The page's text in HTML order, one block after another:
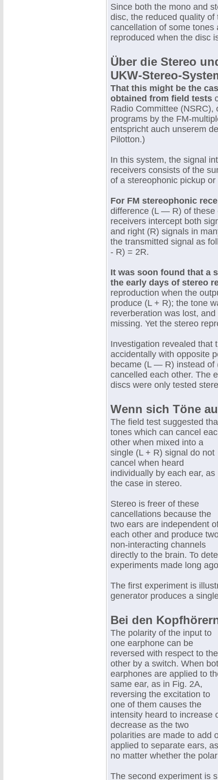
Since both the mono and
disc, the reduced quality
cancellation of some
reproduced when the disc
Über die Stereo
UKW-Stereo-
That this might be the
obtained from field tests
Radio Committee (NSRC),
programs by the FM-
entspricht auch unserem
Pilotton.)
In this system, the signal
receivers consists of the
of a stereophonic pickup
For FM stereophonic
difference (L — R) of these
receivers intercept both
and right (R) signals in
the transmitted signal as
- R) = 2R.
It was soon found that a
the early days of stereo
reproduction when the
produce (L + R); the tone
reverberation was lost,
missing. Yet the stereo
Investigation revealed that
accidentally with opposite
became (L — R) instead of
cancelled each other. The
discs were only tested
Wenn sich Töne
The field test suggested
tones which can cancel
other when mixed into a
single (L + R) signal do not
cancel when heard
individually by each ear, as
the case in stereo.
Stereo is freer of these
cancellations because the
two ears are independent
each other and produce
non-interacting channels
directly to the brain. To
experiments made long
The first experiment is
generator produces a
Bei den
The polarity of the input to
one earphone can be
reversed with respect to the
other by a switch. When
earphones are applied to
same ear, as in Fig. 2A,
reversing the excitation to
one of them causes the
intensity heard to increase
decrease as the two
polarities are made to add
applied to separate ears,
no matter whether the
The second experiment is